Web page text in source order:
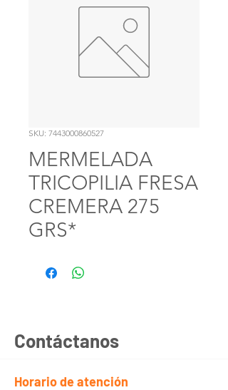
SKU: 7443000860527
MERMELADA
TRICOPILIA FRESA
CREMERA 275
GRS*
Contáctanos
Horario de atención